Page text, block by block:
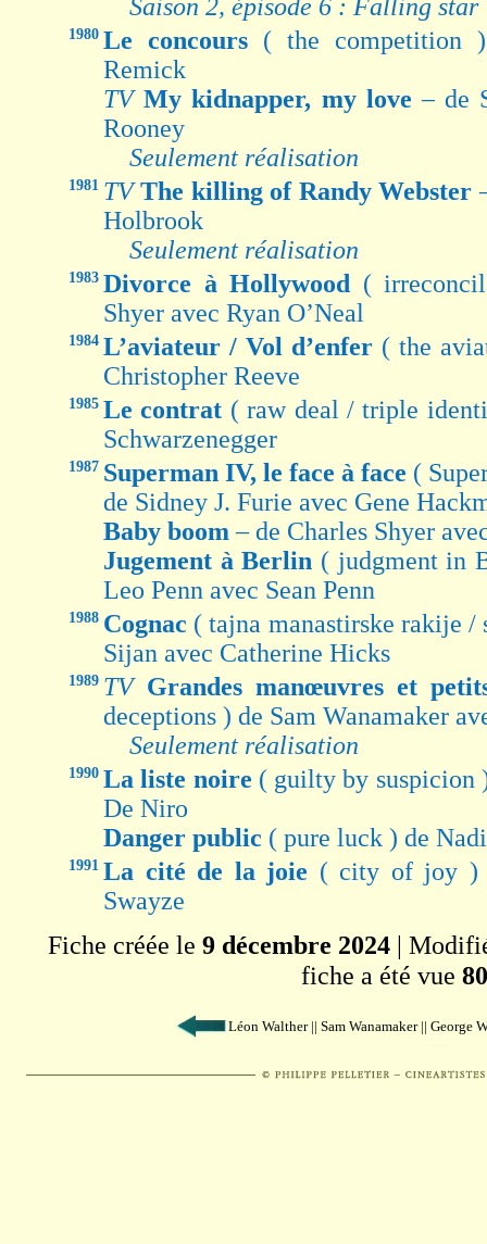
Saison 2, épisode 6 : Falling star
1980 Le concours ( the competition
Remick
TV My kidnapper, my love– de
Rooney
Seulement réalisation
1981 TV The killing of Randy Webster
Holbrook
Seulement réalisation
1983 Divorce à Hollywood (
Shyer avec Ryan O’Neal
1984 L’aviateur / Vol d’enfer ( the
Christopher Reeve
1985 Le contrat ( raw deal / triple
Schwarzenegger
1987 Superman IV, le face à face (
de Sidney J. Furie avec Gene
Baby boom– de Charles Shyer
Jugement à Berlin ( judgment in
Leo Penn avec Sean Penn
1988 Cognac ( tajna manastirske rakije /
Sijan avec Catherine Hicks
1989 TV Grandes manœuvres et
deceptions ) de Sam Wanamaker
Seulement réalisation
1990 La liste noire ( guilty by suspicion
De Niro
Danger public ( pure luck ) de
1991 La cité de la joie ( city of joy )
Swayze
Fiche créée le 9 décembre 2024|
fiche a été vue
Léon Walther || Sam Wanamaker || George